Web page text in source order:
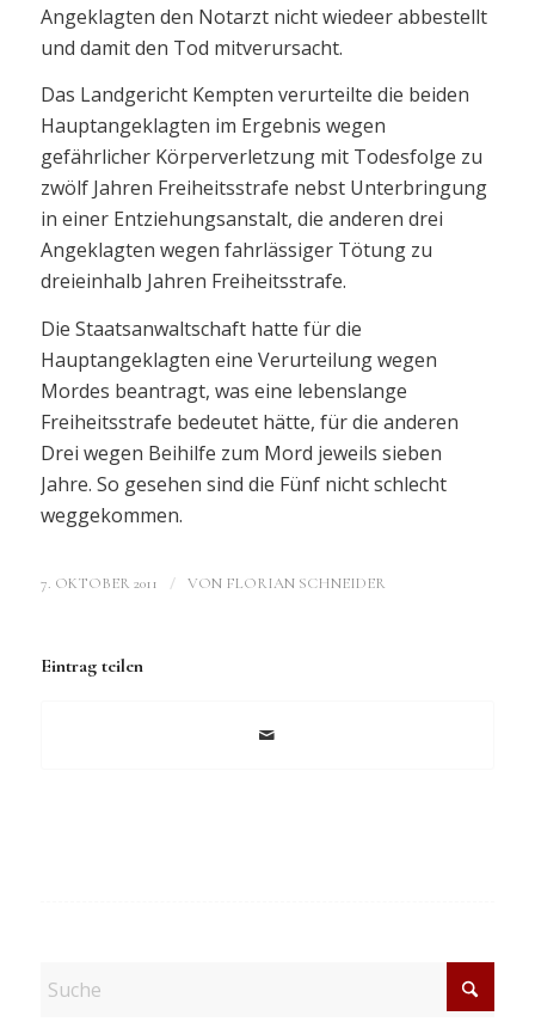
Angeklagten den Notarzt nicht wiedeer abbestellt
und damit den Tod mitverursacht.
Das Landgericht Kempten verurteilte die beiden
Hauptangeklagten im Ergebnis wegen
gefährlicher Körperverletzung mit Todesfolge zu
zwölf Jahren Freiheitsstrafe nebst Unterbringung
in einer Entziehungsanstalt, die anderen drei
Angeklagten wegen fahrlässiger Tötung zu
dreieinhalb Jahren Freiheitsstrafe.
Die Staatsanwaltschaft hatte für die
Hauptangeklagten eine Verurteilung wegen
Mordes beantragt, was eine lebenslange
Freiheitsstrafe bedeutet hätte, für die anderen
Drei wegen Beihilfe zum Mord jeweils sieben
Jahre. So gesehen sind die Fünf nicht schlecht
weggekommen.
7. OKTOBER 2011 / VON FLORIAN SCHNEIDER
Eintrag teilen